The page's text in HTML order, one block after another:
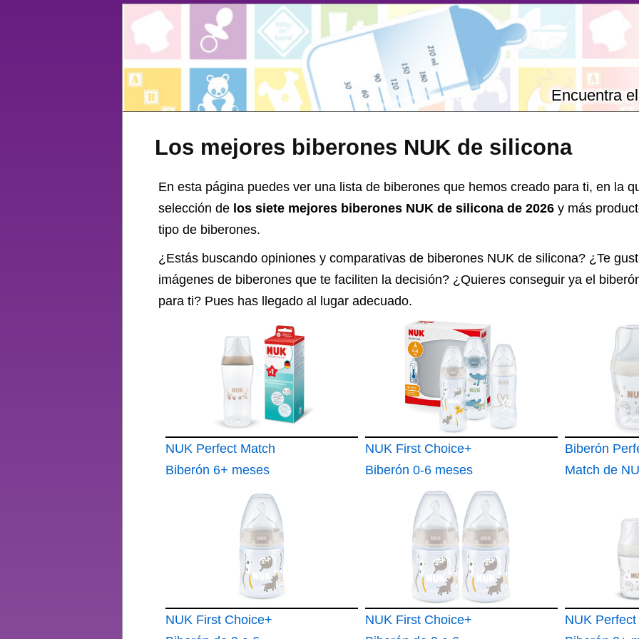
Los mejores biberones NUK de silicona
Encuentra
En esta página puedes ver una lista de biberones que hemos creado para ti, en la
selección de los siete mejores biberones NUK de silicona de 2026 y más
tipo de biberones.
¿Estás buscando opiniones y comparativas de biberones NUK de silicona? ¿Te
imágenes de biberones que te faciliten la decisión? ¿Quieres conseguir ya el
para ti? Pues has llegado al lugar adecuado.
NUK Perfect Match
Biberón 6+ meses
anticólicos PP
Indicador de control
de temperatura Mono
NUK First Choice+
Biberón 0-6 meses
Control de
temperatura Válvula
anticólico 300 ml
Tetina de silicona Sin
BPA Safari
Biberón
Match de
meses Se
paladar del
Control de
temperatura
Ventilación
150 ml Sin
Tetina de
NUK First Choice+
NUK First Choice+
NUK